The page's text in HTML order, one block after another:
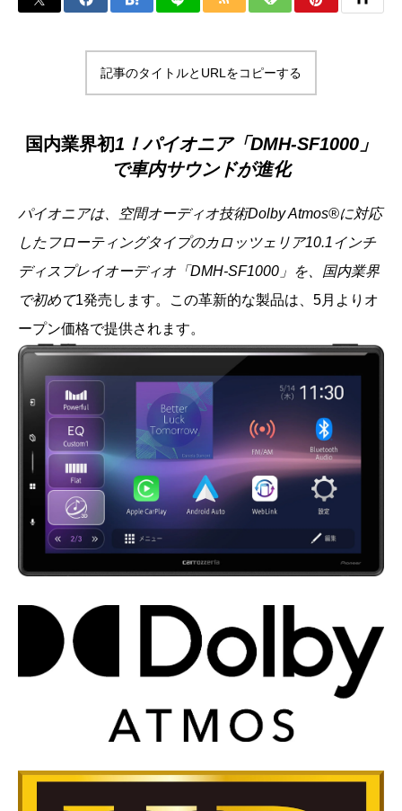
記事のタイトルとURLをコピーする
国内業界初1！パイオニア「DMH-SF1000」
で車内サウンドが進化
パイオニアは、空間オーディオ技術Dolby Atmos®に対応
したフローティングタイプのカロッツェリア10.1インチ
ディスプレイオーディオ「DMH-SF1000」を、国内業界
で初めて1発売します。この革新的な製品は、5月よりオ
ープン価格で提供されます。